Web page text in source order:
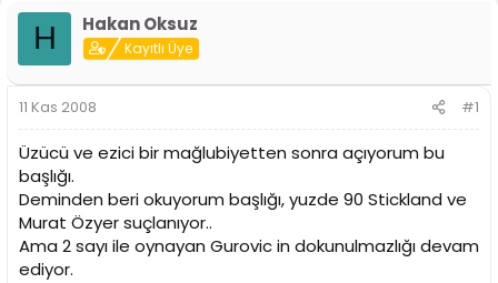
u
y
B
a
ş
l
a
t
a
n
a
n
ı
t
a
i
h
i
H Hakan Oksuz
Kayıtlı Üye
11 Kas 2008 #1
Üzücü ve ezici bir mağlubiyetten sonra açıyorum bu
başlığı.
Deminden beri okuyorum başlığı, yuzde 90 Stickland ve
Murat Özyer suçlanıyor..
Ama 2 sayı ile oynayan Gurovic in dokunulmazlığı devam
ediyor.